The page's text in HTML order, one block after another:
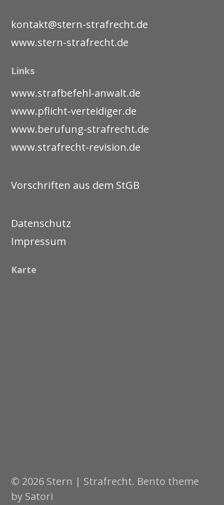
kontakt@stern-strafrecht.de
www.stern-strafrecht.de
Links
www.strafbefehl-anwalt.de
www.pflicht-verteidiger.de
www.berufung-strafrecht.de
www.strafrecht-revision.de
Vorschriften aus dem StGB
Datenschutz
Impressum
Karte
© 2026 Stern | Strafrecht. Bento theme
by Satori